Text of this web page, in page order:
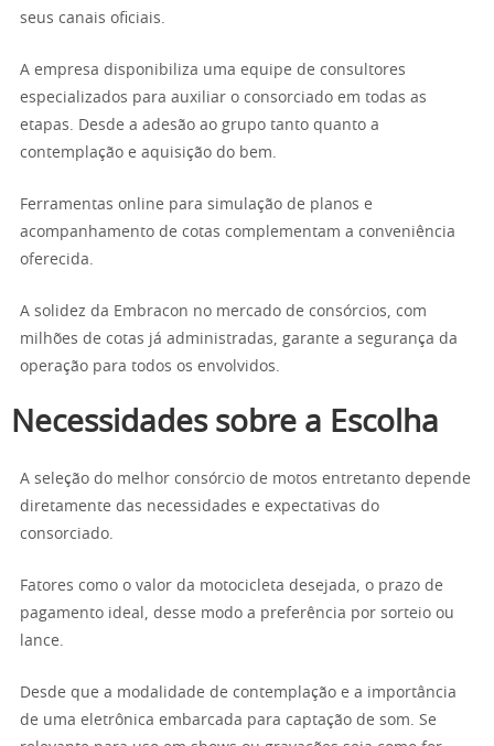
seus canais oficiais.
A empresa disponibiliza uma equipe de consultores
especializados para auxiliar o consorciado em todas as
etapas. Desde a adesão ao grupo tanto quanto a
contemplação e aquisição do bem.
Ferramentas online para simulação de planos e
acompanhamento de cotas complementam a conveniência
oferecida.
A solidez da Embracon no mercado de consórcios, com
milhões de cotas já administradas, garante a segurança da
operação para todos os envolvidos.
Necessidades sobre a Escolha
A seleção do melhor consórcio de motos entretanto depende
diretamente das necessidades e expectativas do
consorciado.
Fatores como o valor da motocicleta desejada, o prazo de
pagamento ideal, desse modo a preferência por sorteio ou
lance.
Desde que a modalidade de contemplação e a importância
de uma eletrônica embarcada para captação de som. Se